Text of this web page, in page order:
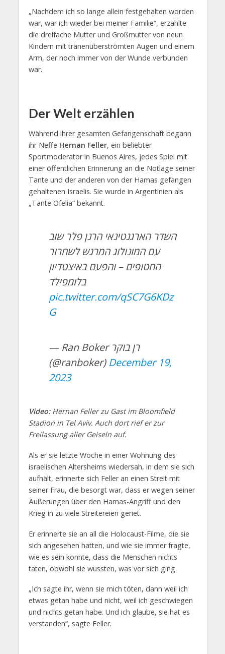
„Nachdem ich so lange allein festgehalten worden
war, war ich wieder bei meiner Familie“, erzählte
die dreifache Mutter und Großmutter von neun
Kindern mit tränenüberströmten Augen und einem
Arm, der noch immer von der Wunde verbunden
war.
Der Welt erzählen
Während ihrer gesamten Gefangenschaft begann
ihr Neffe Hernan Feller, ein beliebter
Sportmoderator in Buenos Aires, jedes Spiel mit
einer öffentlichen Erinnerung an die Notlage seiner
Tante und der anderen von der Hamas gefangen
gehaltenen Israelis. Sie wurde in Argentinien als
„Tante Ofelia“ bekannt.
השדר הארגנטינאי הרנן פלר שוב
עם המונולוג המרגש לשחרור
החטופים – והפעם באיצטדיון
בלומפילד
pic.twitter.com/qSC7G6KDz
G
— Ran Boker רן בוקר
(@ranboker) December 19,
2023
Video:Hernan Feller zu Gast im Bloomfield
Stadion in Tel Aviv. Auch dort rief er zur
Freilassung aller Geiseln auf.
Als er sie letzte Woche in einer Wohnung des
israelischen Altersheims wiedersah, in dem sie sich
aufhält, erinnerte sich Feller an einen Streit mit
seiner Frau, die besorgt war, dass er wegen seiner
Äußerungen über den Hamas-Angriff und den
Krieg in zu viele Streitereien geriet.
Er erinnerte sie an all die Holocaust-Filme, die sie
sich angesehen hatten, und wie sie immer fragte,
wie es sein konnte, dass die Menschen nichts
taten, obwohl sie wussten, was vor sich ging.
„Ich sagte ihr, wenn sie mich töten, dann weil ich
etwas getan habe und nicht, weil ich geschwiegen
und nichts getan habe. Und ich glaube, sie hat es
verstanden“, sagte Feller.